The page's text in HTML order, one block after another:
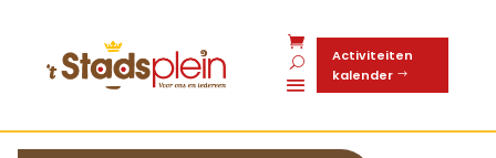
Activiteiten
kalender